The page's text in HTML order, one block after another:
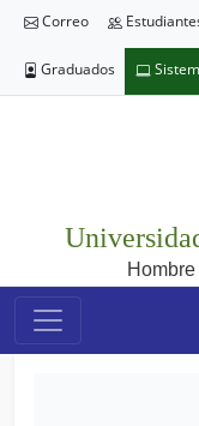
Correo
Graduados